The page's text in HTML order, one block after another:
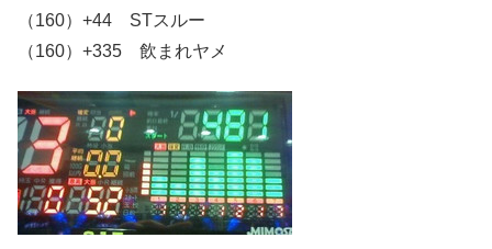
（160）+44 STスルー
（160）+335 飲まれヤメ